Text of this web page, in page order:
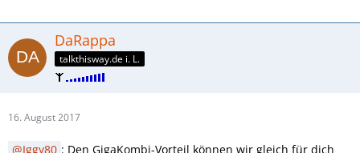
DaRappa
talkthisway.de i. L.
16. August 2017
Iggy80 : Den GigaKombi-Vorteil können wir gleich für dich